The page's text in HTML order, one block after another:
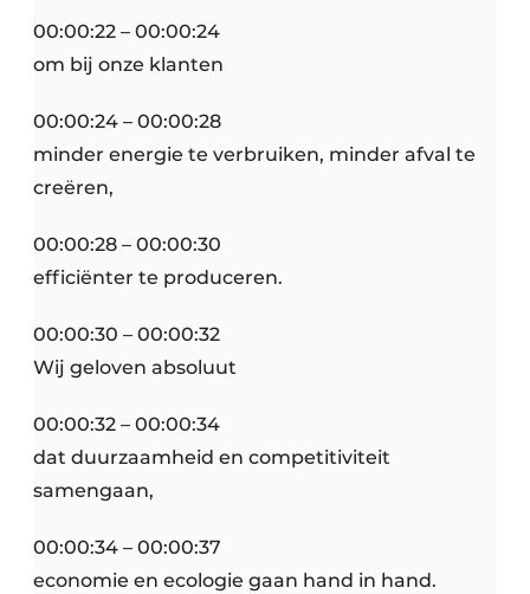
00:00:22 – 00:00:24
om bij onze klanten
00:00:24 – 00:00:28
minder energie te verbruiken, minder afval te
creëren,
00:00:28 – 00:00:30
efficiënter te produceren.
00:00:30 – 00:00:32
Wij geloven absoluut
00:00:32 – 00:00:34
dat duurzaamheid en competitiviteit
samengaan,
00:00:34 – 00:00:37
economie en ecologie gaan hand in hand.